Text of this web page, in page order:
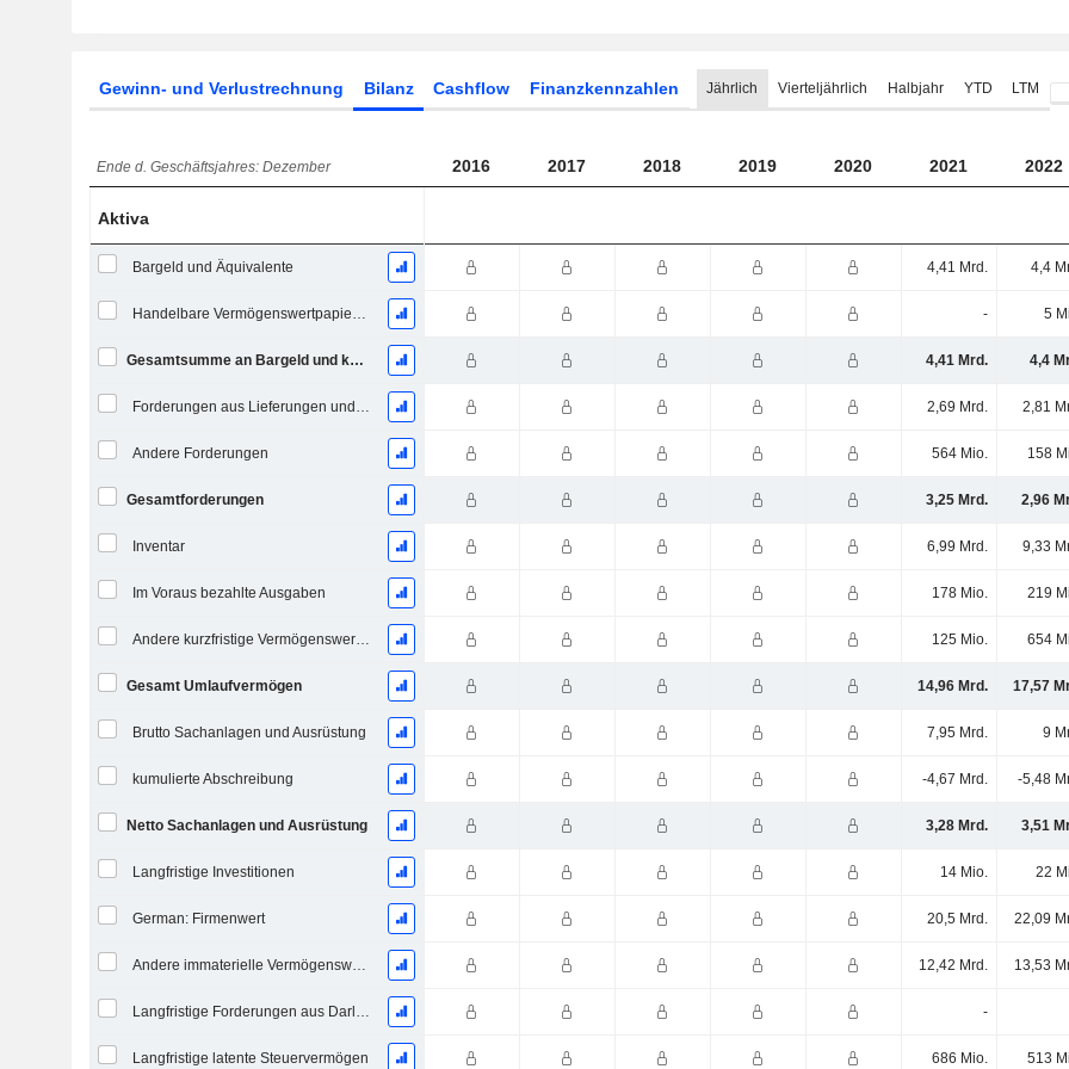
Gewinn- und Verlustrechnung Bilanz Cashflow Finanzkennzahlen Jährlich Vierteljährlich Halbjahr YTD LTM
Ende d. Geschäftsjahres: Dezember 2016 2017 2018 2019 2020 2021 2022
Aktiva
Bargeld und Äquivalente 4,41 Mrd. 4,4
Handelbare Vermögenswertpapiere, Gesamt - 5
Gesamtsumme an Bargeld und kurzfristigen Investitionen 4,41 Mrd. 4,4
Forderungen aus Lieferungen und Leistungen, Gesamt 2,69 Mrd. 2,81
Andere Forderungen 564 Mio. 158
Gesamtforderungen 3,25 Mrd. 2,96
Inventar 6,99 Mrd. 9,33
Im Voraus bezahlte Ausgaben 178 Mio. 219
Andere kurzfristige Vermögenswerte, Gesamt 125 Mio. 654
Gesamt Umlaufvermögen 14,96 Mrd. 17,57
Brutto Sachanlagen und Ausrüstung 7,95 Mrd. 9
kumulierte Abschreibung -4,67 Mrd. -5,48
Netto Sachanlagen und Ausrüstung 3,28 Mrd. 3,51
Langfristige Investitionen 14 Mio. 22
German: Firmenwert 20,5 Mrd. 22,09
Andere immaterielle Vermögenswerte, Gesamt 12,42 Mrd. 13,53
Langfristige Forderungen aus Darlehen -
Langfristige latente Steuervermögen 686 Mio. 513